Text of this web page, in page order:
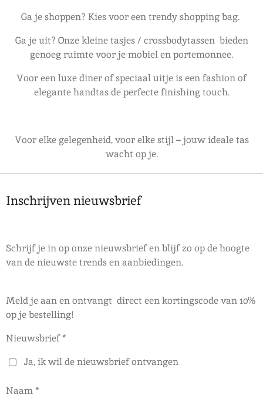
Ga je shoppen? Kies voor een trendy shopping bag.
Ga je uit? Onze kleine tasjes / crossbodytassen bieden
genoeg ruimte voor je mobiel en portemonnee.
Voor een luxe diner of speciaal uitje is een fashion of
elegante handtas de perfecte finishing touch.
Voor elke gelegenheid, voor elke stijl – jouw ideale tas
wacht op je.
Inschrijven nieuwsbrief
Schrijf je in op onze nieuwsbrief en blijf zo op de hoogte
van de nieuwste trends en aanbiedingen.
Meld je aan en ontvangt direct een kortingscode van 10%
op je bestelling!
Nieuwsbrief *
Ja, ik wil de nieuwsbrief ontvangen
Naam *